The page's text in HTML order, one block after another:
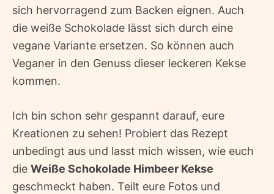
sich hervorragend zum Backen eignen. Auch
die weiße Schokolade lässt sich durch eine
vegane Variante ersetzen. So können auch
Veganer in den Genuss dieser leckeren Kekse
kommen.
Ich bin schon sehr gespannt darauf, eure
Kreationen zu sehen! Probiert das Rezept
unbedingt aus und lasst mich wissen, wie euch
die Weiße Schokolade Himbeer Kekse
geschmeckt haben. Teilt eure Fotos und